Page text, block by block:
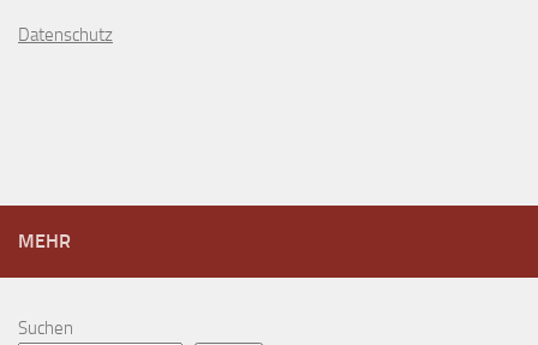
Datenschutz
MEHR
Suchen